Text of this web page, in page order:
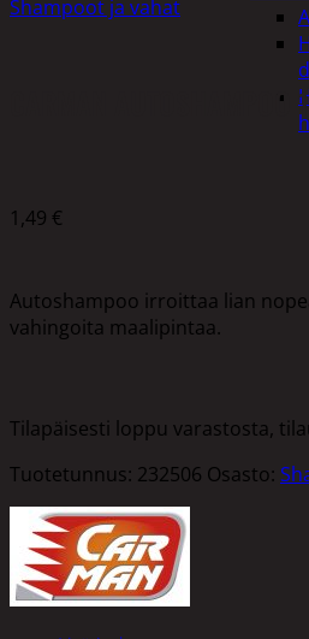
Shampoot ja vahat
CARMAN AUTOSHAMPOO
1,49 €
Autoshampoo irroittaa lian
vahingoita maalipintaa.
Tilapäisesti loppu varastosta,
Tuotetunnus: 232506 Osasto: